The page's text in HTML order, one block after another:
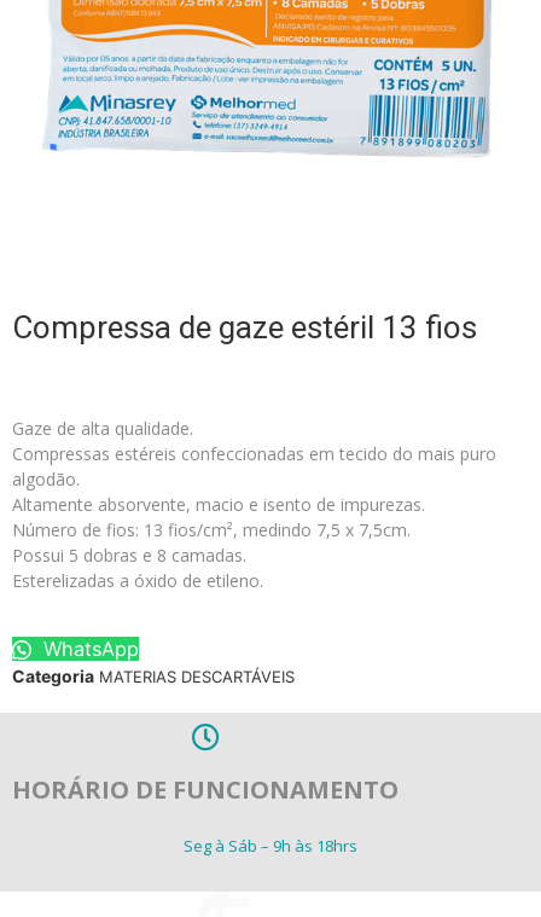
Compressa de gaze estéril 13 fios
Gaze de alta qualidade.
Compressas estéreis confeccionadas em tecido do mais puro
algodão.
Altamente absorvente, macio e isento de impurezas.
Número de fios: 13 fios/cm², medindo 7,5 x 7,5cm.
Possui 5 dobras e 8 camadas.
Esterelizadas a óxido de etileno.
WhatsApp
Categoria MATERIAS DESCARTÁVEIS
HORÁRIO DE FUNCIONAMENTO
Seg à Sáb – 9h às 18hrs